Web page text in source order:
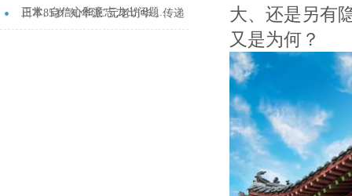
正常, 自信心和意志力出问题...
日本85岁“知华派”元老访华，传递
大、还是另有
又是为何？